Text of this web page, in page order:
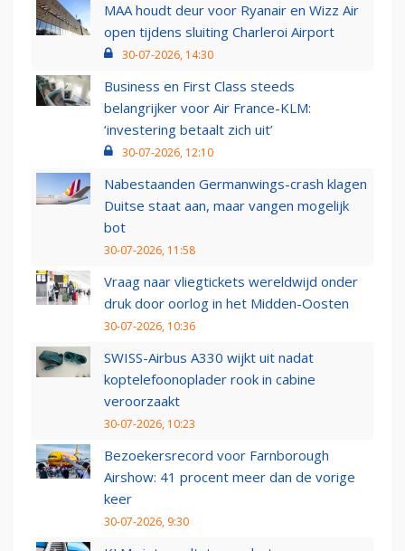
MAA houdt deur voor Ryanair en Wizz Air
open tijdens sluiting Charleroi Airport
30-07-2026, 14:30
Business en First Class steeds
belangrijker voor Air France-KLM:
‘investering betaalt zich uit’
30-07-2026, 12:10
Nabestaanden Germanwings-crash klagen
Duitse staat aan, maar vangen mogelijk
bot
30-07-2026, 11:58
Vraag naar vliegtickets wereldwijd onder
druk door oorlog in het Midden-Oosten
30-07-2026, 10:36
SWISS-Airbus A330 wijkt uit nadat
koptelefoonoplader rook in cabine
veroorzaakt
30-07-2026, 10:23
Bezoekersrecord voor Farnborough
Airshow: 41 procent meer dan de vorige
keer
30-07-2026, 9:30